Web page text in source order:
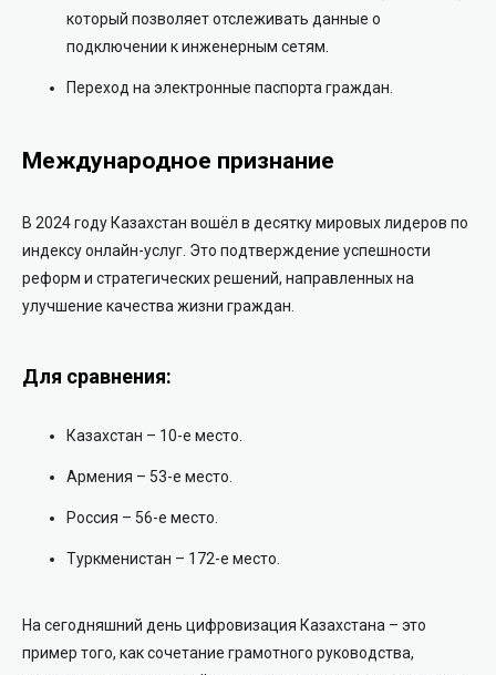
который позволяет отслеживать данные о
подключении к инженерным сетям.
Переход на электронные паспорта граждан.
Международное признание
В 2024 году Казахстан вошёл в десятку мировых лидеров по
индексу онлайн-услуг. Это подтверждение успешности
реформ и стратегических решений, направленных на
улучшение качества жизни граждан.
Для сравнения:
Казахстан – 10-е место.
Армения – 53-е место.
Россия – 56-е место.
Туркменистан – 172-е место.
На сегодняшний день цифровизация Казахстана – это
пример того, как сочетание грамотного руководства,